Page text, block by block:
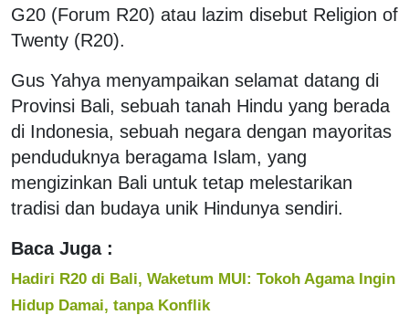
G20 (Forum R20) atau lazim disebut Religion of
Twenty (R20).
Gus Yahya menyampaikan selamat datang di
Provinsi Bali, sebuah tanah Hindu yang berada
di Indonesia, sebuah negara dengan mayoritas
penduduknya beragama Islam, yang
mengizinkan Bali untuk tetap melestarikan
tradisi dan budaya unik Hindunya sendiri.
Baca Juga :
Hadiri R20 di Bali, Waketum MUI: Tokoh Agama Ingin
Hidup Damai, tanpa Konflik